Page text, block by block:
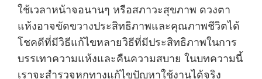
ใช้เวลาหน้าจอนานๆ หรือสภาวะสุขภาพ ดวงตา
แห้งอาจขัดขวางประสิทธิภาพและคุณภาพชีวิตได้
โชคดีที่มีวิธีแก้ไขหลายวิธีที่มีประสิทธิภาพในการ
บรรเทาความแห้งและคืนความสบาย ในบทความนี้
เราจะสำรวจหกทางแก้ไขปัญหาใช้งานได้จริง